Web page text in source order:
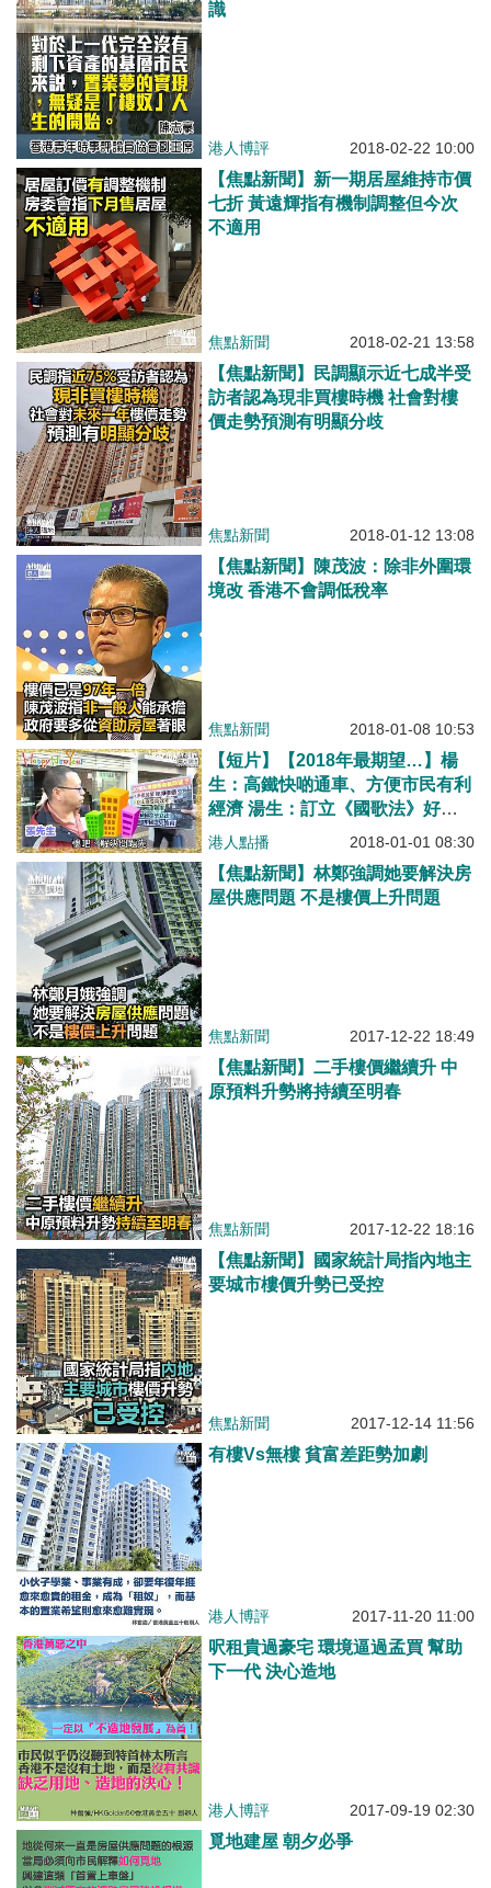
識
港人博評 2018-02-22 10:00
【焦點新聞】新一期居屋維持市價
七折 黃遠輝指有機制調整但今次
不適用
焦點新聞 2018-02-21 13:58
【焦點新聞】民調顯示近七成半受
訪者認為現非買樓時機 社會對樓
價走勢預測有明顯分歧
焦點新聞 2018-01-12 13:08
【焦點新聞】陳茂波：除非外圍環
境改 香港不會調低稅率
焦點新聞 2018-01-08 10:53
【短片】【2018年最期望…】楊
生：高鐵快啲通車、方便市民有利
經濟 湯生：訂立《國歌法》好重
要、「噓」有咩用？有事就搵國家
港人點播 2018-01-01 08:30
【焦點新聞】林鄭強調她要解決房
屋供應問題 不是樓價上升問題
焦點新聞 2017-12-22 18:49
【焦點新聞】二手樓價繼續升 中
原預料升勢將持續至明春
焦點新聞 2017-12-22 18:16
【焦點新聞】國家統計局指內地主
要城市樓價升勢已受控
焦點新聞 2017-12-14 11:56
有樓Vs無樓 貧富差距勢加劇
港人博評 2017-11-20 11:00
呎租貴過豪宅 環境逼過孟買 幫助
下一代 決心造地
港人博評 2017-09-19 02:30
覓地建屋 朝夕必爭